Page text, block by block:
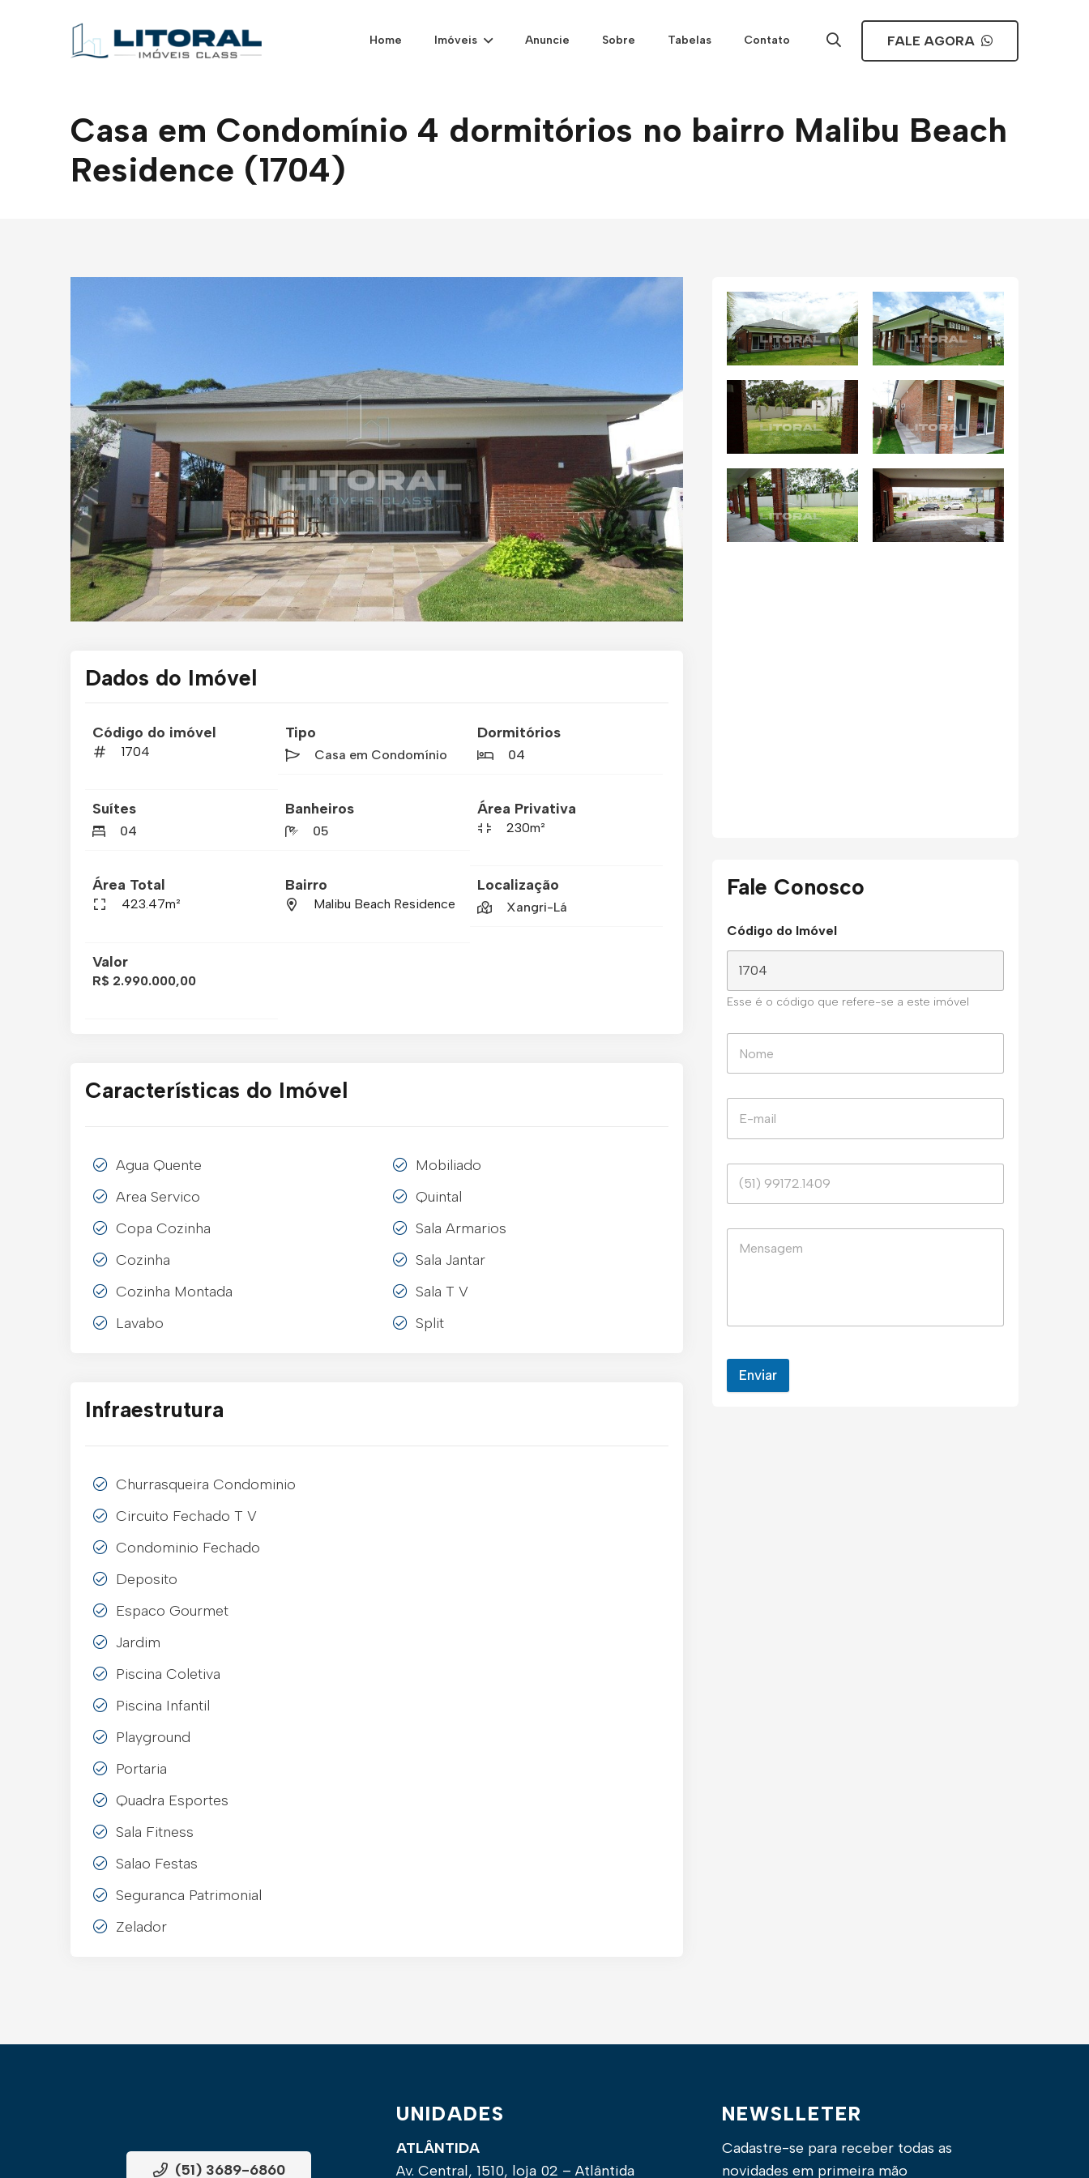
Home Imóveis Anuncie Sobre Tabelas Contato FALE AGORA
Casa em Condomínio 4 dormitórios no bairro Malibu Beach
Residence (1704)
Dados do Imóvel
Código do imóvel
1704
Tipo
Casa em Condomínio
Dormitórios
04
Suítes
04
Banheiros
05
Área Privativa
230m²
Área Total
423.47m²
Bairro
Malibu Beach Residence
Localização
Xangri-Lá
Valor
R$ 2.990.000,00
Características do Imóvel
Agua Quente
Area Servico
Copa Cozinha
Cozinha
Cozinha Montada
Lavabo
Mobiliado
Quintal
Sala Armarios
Sala Jantar
Sala T V
Split
Infraestrutura
Churrasqueira Condominio
Circuito Fechado T V
Condominio Fechado
Deposito
Espaco Gourmet
Jardim
Piscina Coletiva
Piscina Infantil
Playground
Portaria
Quadra Esportes
Sala Fitness
Salao Festas
Seguranca Patrimonial
Zelador
Fale Conosco
Código do Imóvel
Esse é o código que refere-se a este imóvel
Enviar
(51) 3689-6860
UNIDADES
ATLÂNTIDA
Av. Central, 1510, loja 02 – Atlântida
NEWSLLETER
Cadastre-se para receber todas as
novidades em primeira mão